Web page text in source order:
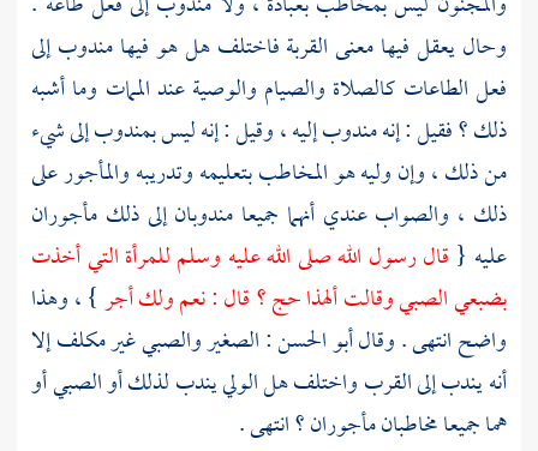
وحال يعقل فيها معنى القربة فاختلف هل هو فيها مندوب إلى
فعل الطاعات كالصلاة والصيام والوصية عند الممات وما أشبه
ذلك ؟ فقيل : إنه مندوب إليه ، وقيل : إنه ليس بمندوب إلى شيء
من ذلك ، وإن وليه هو المخاطب بتعليمه وتدريبه والمأجور على
ذلك ، والصواب عندي أنهما جميعا مندوبان إلى ذلك مأجوران
عليه { قال رسول الله صلى الله عليه وسلم للمرأة التي أخذت
بضبعي الصبي وقالت ألهذا حج ؟ قال : نعم ولك أجر} ، وهذا
واضح انتهى . وقالأبو الحسن: الصغير والصبي غير مكلف إلا
أنه يندب إلى القرب واختلف هل الولي يندب لذلك أو الصبي أو
هما جميعا مخاطبان مأجوران ؟ انتهى .